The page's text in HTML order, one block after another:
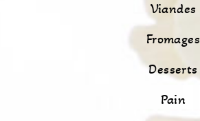
Viandes
Fromages
Desserts
Pain